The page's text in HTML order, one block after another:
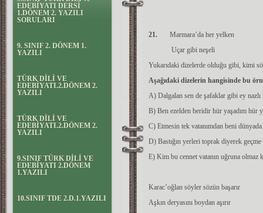
EDEBİYATI DERSİ
1.DÖNEM 2. YAZILI
SORULARI
9. SINIF 2. DÖNEM 1.
YAZILI
TÜRK DİLİ VE
EDEBİYATI.2.DÖNEM 2.
YAZILI
TÜRK DİLİ VE
EDEBİYATI.2.DÖNEM 2.
YAZILI
9.SINIF TÜRK DİLİ VE
EDEBİYATI 2.DÖNEM
1.YAZILI
10.SINIF TDE 2.D.1.YAZILI
21. Marmara’da her yelken
Uçar gibi neşeli
Yukarıdaki dizelerde olduğu gibi, kimi
Aşağıdaki dizelerin hangisinde bu
A) Dalgalan sen de şafaklar gibi ey nazlı
B) Ben ezelden beridir hür yaşadım hür
C) Etmesin tek vatanımdan beni
D) Bastığın yerleri toprak diyerek geçme
E) Kim bu cennet vatanın uğruna olmaz
Karac’oğlan söyler sözün başarır
Aşkın deryasını boydan aşırır